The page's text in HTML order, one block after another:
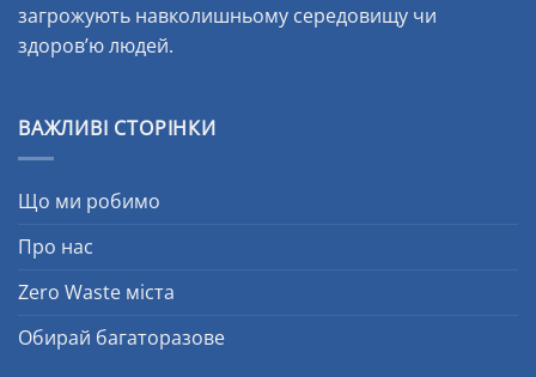
загрожують навколишньому середовищу чи
здоров’ю людей.
ВАЖЛИВІ СТОРІНКИ
Що ми робимо
Про нас
Zero Waste міста
Обирай багаторазове